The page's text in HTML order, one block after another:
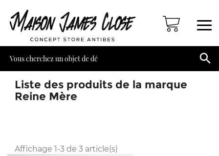

Liste des produits de la marque
Reine Mère
Affichage 1-3 de 3 article(s)